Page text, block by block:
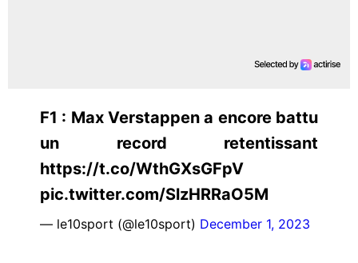
F1 : Max Verstappen a encore battu
un record retentissant
https://t.co/WthGXsGFpV
pic.twitter.com/SlzHRRaO5M
— le10sport (@le10sport) December 1, 2023